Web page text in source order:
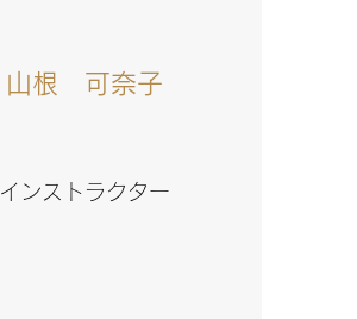
山根 可奈子
インストラクター